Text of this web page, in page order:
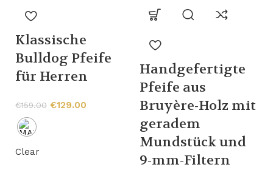
Klassische
Bulldog Pfeife
für Herren
€159.00 €129.00
Clear
Handgefertigte
Pfeife aus
Bruyère-Holz mit
geradem
Mundstück und
9-mm-Filtern